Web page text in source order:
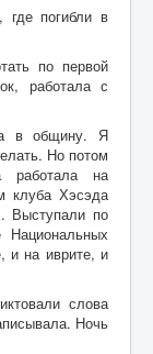
где погибли в
по первой
работала с
в общину. Я
Но потом
на
клуба Хэсэда
Выступали по
и на иврите, и
слова
Ночь